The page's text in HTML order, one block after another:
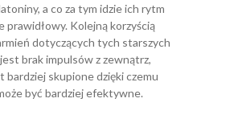
a co za tym idzie ich rytm
prawidłowy. Kolejną korzyścią
dotyczących tych starszych
brak impulsów z zewnątrz,
bardziej skupione dzięki czemu
być bardziej efektywne.